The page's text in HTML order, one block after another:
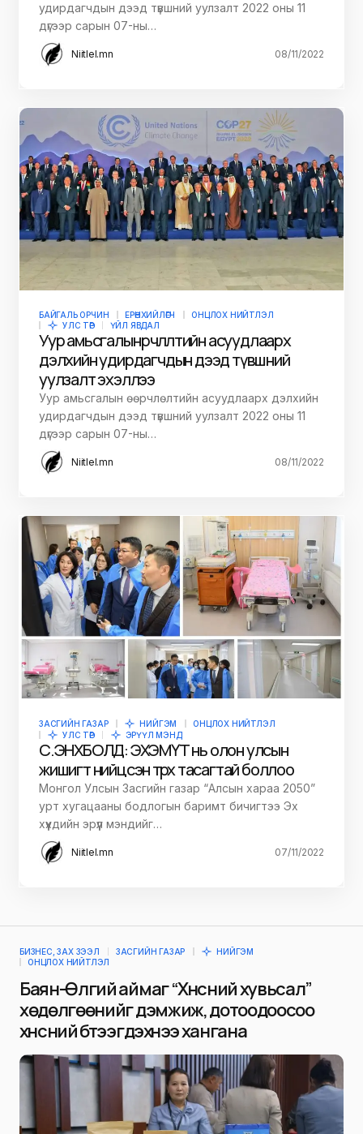
удирдагчдын дээд түвшний уулзалт 2022 оны 11
дүгээр сарын 07-ны…
Niitlel.mn 08/11/2022
БАЙГАЛЬ ОРЧИН ЕРӨНХИЙЛӨГЧ
ОНЦЛОХ НИЙТЛЭЛ
УЛС ТӨР
ҮЙЛ ЯВДАЛ
Уур амьсгалын өөрчлөлтийн асуудлаарх
дэлхийн удирдагчдын дээд түвшний
уулзалт эхэллээ
Уур амьсгалын өөрчлөлтийн асуудлаарх дэлхийн
удирдагчдын дээд түвшний уулзалт 2022 оны 11
дүгээр сарын 07-ны…
Niitlel.mn 08/11/2022
ЗАСГИЙН ГАЗАР НИЙГЭМ
ОНЦЛОХ НИЙТЛЭЛ
УЛС ТӨР
ЭРҮҮЛ МЭНД
С.ЭНХБОЛД: ЭХЭМҮТ нь олон улсын
жишигт нийцсэн төрөх тасагтай боллоо
Монгол Улсын Засгийн газар “Алсын хараа 2050”
урт хугацааны бодлогын баримт бичигтээ Эх
хүүхдийн эрүүл мэндийг…
Niitlel.mn 07/11/2022
БИЗНЕС, ЗАХ ЗЭЭЛ ЗАСГИЙН ГАЗАР
НИЙГЭМ
ОНЦЛОХ НИЙТЛЭЛ
Баян-Өлгий аймаг “Хүнсний хувьсал”
хөдөлгөөнийг дэмжиж, дотоодоосоо
хүнсний бүтээгдэхүүнээ хангана